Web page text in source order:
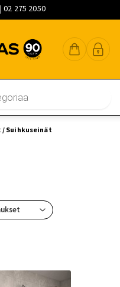
02 275 2050
/ Suihkuseinät